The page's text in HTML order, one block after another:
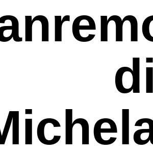
cercare o ESC per uscire
di